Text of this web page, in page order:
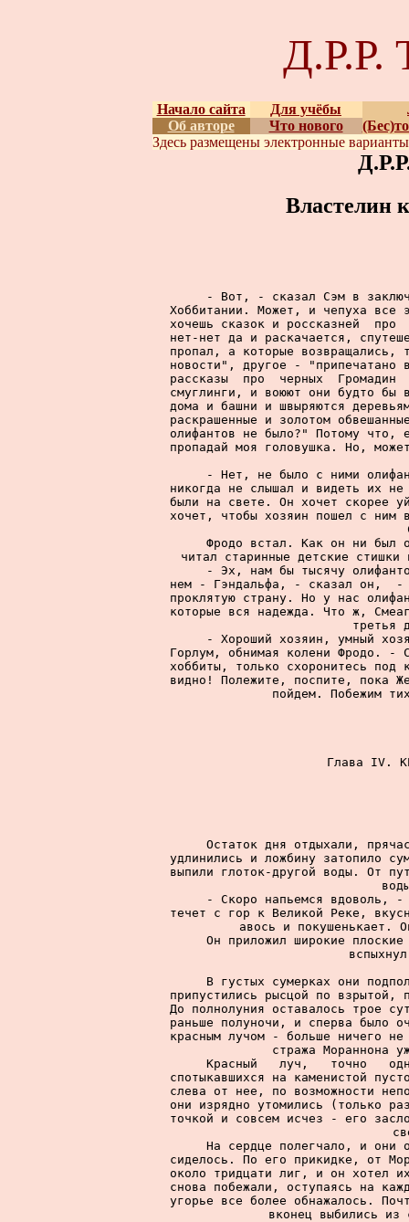
Начало сайта Для учёбы
Об авторе
Что нового
Здесь размещены электронные
Властелин
- Вот, - сказал Сэм в
Хоббитании. Может, и чепуха
хочешь сказок и россказней
нет-нет да и раскачается,
пропал, а которые
новости", другое -
рассказы  про  черных
смуглинги, и воюют они будто бы
дома и башни и швыряются
раскрашенные и золотом
олифантов не было?" Потому
пропадай моя головушка. Но,
- Нет, не было с ними
никогда не слышал и видеть их
были на свете. Он хочет скорее
хочет, чтобы хозяин пошел с
Фродо встал. Как он ни был
читал старинные детские
- Эх, нам бы тысячу
нем - Гэндальфа, - сказал он,
проклятую страну. Но у нас
которые вся надежда. Что ж,
третья
- Хороший хозяин, умный
Горлум, обнимая колени Фродо. -
хоббиты, только схоронитесь
видно! Полежите, поспите, пока
пойдем. Побежим
Глава IV.
Остаток дня отдыхали,
удлинились и ложбину затопило
выпили глоток-другой воды. От
- Скоро напьемся вдоволь,
течет с гор к Великой Реке,
авось и покушенькает.
Он приложил широкие
В густых сумерках они
припустились рысцой по взрытой,
До полнолуния оставалось трое
раньше полуночи, и сперва было
красным лучом - больше ничего
стража Мораннона
Красный   луч,   точно
спотыкавшихся на каменистой
слева от нее, по возможности
они изрядно утомились (только
точкой и совсем исчез - его
На сердце полегчало, и они
сиделось. По его прикидке, от
около тридцати лиг, и он хотел
снова побежали, оступаясь на
угорье все более обнажалось.
вконец выбились